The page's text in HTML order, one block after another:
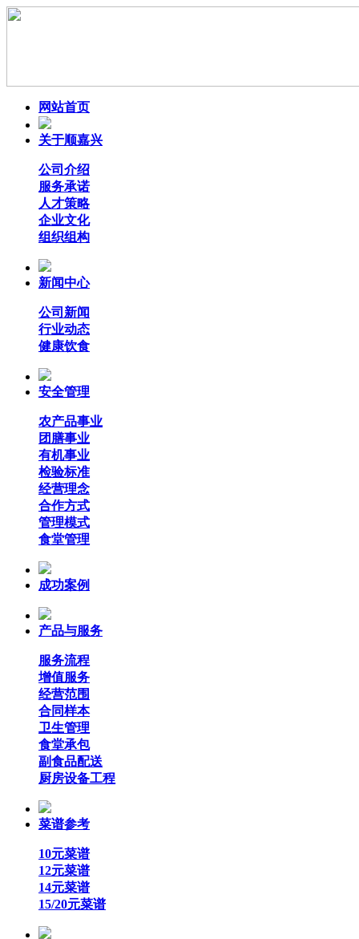
网站首页
关于顺嘉兴
公司介绍
服务承诺
人才策略
企业文化
组织组构
新闻中心
公司新闻
行业动态
健康饮食
安全管理
农产品事业
团膳事业
有机事业
检验标准
经营理念
合作方式
管理模式
食堂管理
成功案例
产品与服务
服务流程
增值服务
经营范围
合同样本
卫生管理
食堂承包
副食品配送
厨房设备工程
菜谱参考
10元菜谱
12元菜谱
14元菜谱
15/20元菜谱